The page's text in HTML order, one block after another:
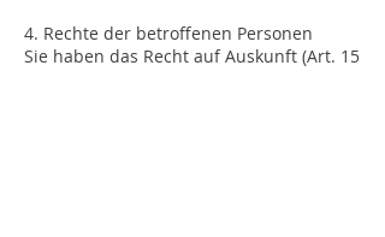
4. Rechte der betroffenen Personen
Sie haben das Recht auf Auskunft (Art. 15